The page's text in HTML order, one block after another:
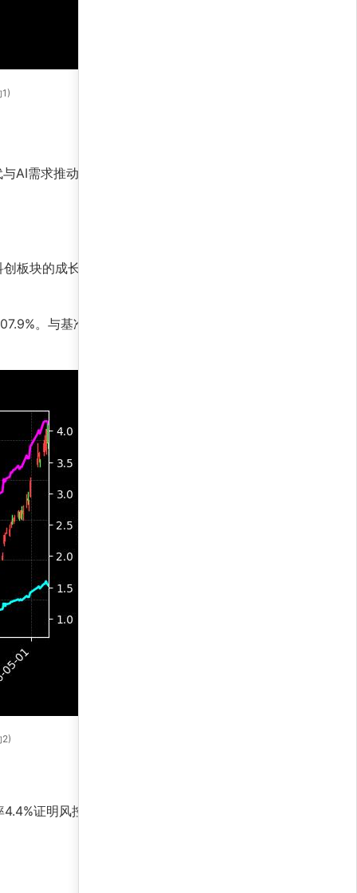
AI需求推动，权重较高；科创50ETF则分散布
板块的成长红利。其核心优势在于将机器学习
。与基准相比，策略在超额收益和风险调
证明风控机制有效。历史数据表明，策略在